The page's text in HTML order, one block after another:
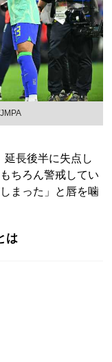
長後半に失点し
ちろん警戒してい
まった」と唇を噛
は